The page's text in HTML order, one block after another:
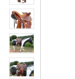
Mulheres
Crianças
Couros
Acessórios